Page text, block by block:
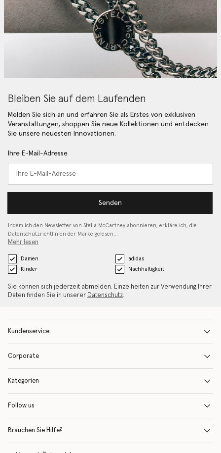
Bleiben Sie auf dem Laufenden
Melden Sie sich an und erfahren Sie als Erstes von exklusiven
Veranstaltungen, shoppen Sie neue Kollektionen und entdecken
Sie unsere neuesten Innovationen.
Ihre E-Mail-Adresse
Senden
Indem ich den Newsletter von Stella McCartney abonnieren, erkläre ich, die
Datenschutzrichtlinien der Marke gelesen…
Mehr lesen
Damen
adidas
Kinder
Nachhaltigkeit
Sie können sich jederzeit abmelden. Einzelheiten zur Verwendung Ihrer
Daten finden Sie in unserer Datenschutz.
Kundenservice
Corporate
Kategorien
Follow us
Brauchen Sie Hilfe?